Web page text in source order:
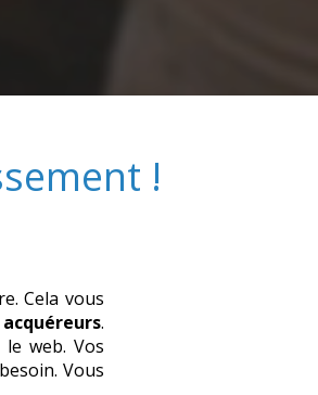
!
Cela vous
acquéreurs.
web. Vos
Vous